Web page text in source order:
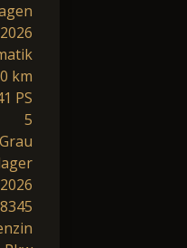
km
PS
5
Grau